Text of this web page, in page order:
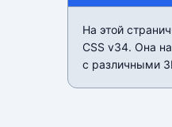
На этой
CSS v34. Она
с различными